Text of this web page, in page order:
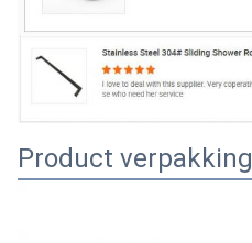
Product verpakking